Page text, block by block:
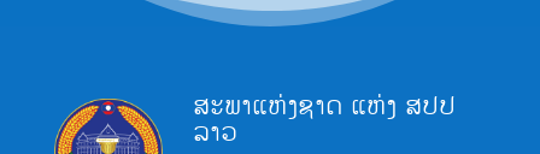
ສະພາແຫ່ງຊາດ ແຫ່ງ ສປປ
ລາວ